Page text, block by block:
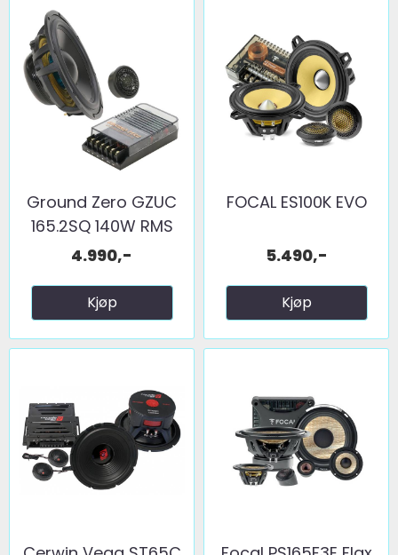
Ground Zero GZUC
165.2SQ 140W RMS
4.990,-
Kjøp
FOCAL ES100K EVO
5.490,-
Kjøp